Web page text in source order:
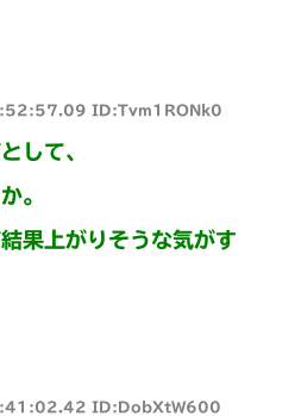
ID:Tvm1RONk0
して、
。
果上がりそうな気がす
ID:DobXtW600